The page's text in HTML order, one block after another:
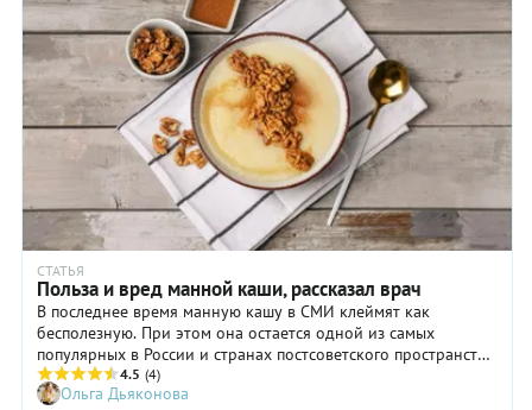
СТАТЬЯ
Польза и вред манной каши, рассказал врач
В последнее время манную кашу в СМИ клеймят как
бесполезную. При этом она остается одной из самых
популярных в России и странах постсоветского пространства.
Так можно ли ее давать детям и тем, у кого проблемы с
желудком? Разбираемся с врачом.
4.5 (4)
Ольга Дьяконова